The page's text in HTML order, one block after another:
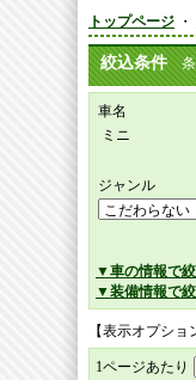
トップページ ・
絞込条件 条
車名
ミニ
ジャンル
▼車の情報で
▼装備情報で
【表示オプショ
1ページあたり